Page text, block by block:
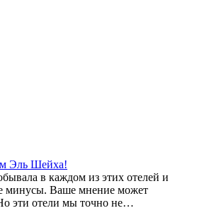
Эль Шейха!
в каждом из этих отелей и
минусы. Ваше мнение может
эти отели мы точно не…